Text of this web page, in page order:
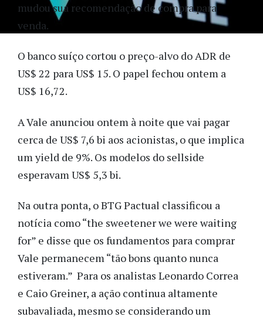
mudou sua recomendação de compra para
venda.
O banco suíço cortou o preço-alvo do ADR de
US$ 22 para US$ 15. O papel fechou ontem a
US$ 16,72.
A Vale anunciou ontem à noite que vai pagar
cerca de US$ 7,6 bi aos acionistas, o que implica
um yield de 9%. Os modelos do sellside
esperavam US$ 5,3 bi.
Na outra ponta, o BTG Pactual classificou a
notícia como “the sweetener we were waiting
for” e disse que os fundamentos para comprar
Vale permanecem “tão bons quanto nunca
estiveram.” Para os analistas Leonardo Correa
e Caio Greiner, a ação continua altamente
subavaliada, mesmo se considerando um